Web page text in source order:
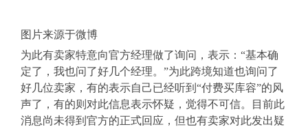
图片来源于微博
为此有卖家特意向官方经理做了询问，表示：“基本确
定了，我也问了好几个经理。”为此跨境知道也询问了
好几位卖家，有的表示自己已经听到 “付费买库容”的风
声了，有的则对此信息表示怀疑，觉得不可信。目前此
消息尚未得到官方的正式回应，但也有卖家对此发出疑